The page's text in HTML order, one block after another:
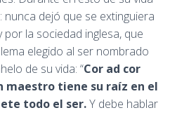
dejó que se extinguiera
la sociedad inglesa, que
elegido al ser nombrado
de su vida: “Cor ad cor
maestro tiene su raíz en el
todo el ser.Y debe hablar